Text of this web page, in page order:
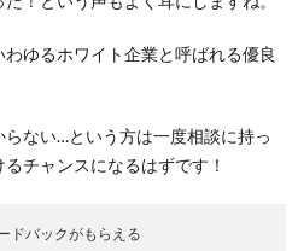
ゆるホワイト企業と呼ばれる優良
ない…という方は一度相談に持っ
チャンスになるはずです！
ドバックがもらえる